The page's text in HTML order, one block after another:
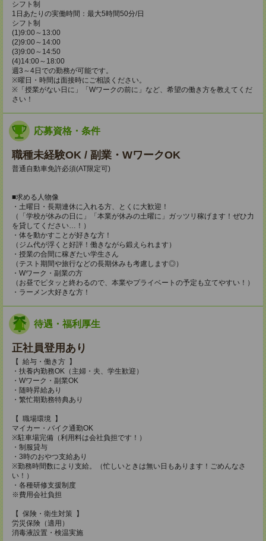
シフト制
1日あたりの実働時間：最大5時間50分/日
シフト制
(1)9:00～13:00
(2)9:00～14:00
(3)9:00～14:50
(4)14:00～18:00
週3～4日での勤務が可能です。
※曜日・時間は面接時にご相談ください。
※「授業がない日に」「Wワークの前に」など、希望の働き方を教えてくだ
さい！
応募資格・条件
職種未経験OK / 副業・WワークOK
普通自動車免許必須(AT限定可)
■求める人物像
・土曜日・長期連休に入れる方、とくに大歓迎！
（「学校が休みの日に」「本業が休みの土曜に」ガッツリ稼げます！ぜひ力
を貸してください…！）
・体を動かすことが好きな方！
（ジム代が浮くと好評！働きながら鍛えられます）
・授業の合間に稼ぎたい学生さん
（テスト期間や旅行などの長期休みも考慮します◎）
・Wワーク・副業の方
（お昼でピタッと終わるので、本業やプライベートの予定も立てやすい！）
・ラーメン大好きな方！
待遇・福利厚生
正社員登用あり
【 給与・働き方 】
・扶養内勤務OK（主婦・夫、学生歓迎）
・Wワーク・副業OK
・随時昇給あり
・繁忙期勤務特典あり
【 職場環境 】
マイカー・バイク通勤OK
※駐車場完備（利用料は会社負担です！）
・制服貸与
・3時のおやつ支給あり
※勤務時間数により支給。（忙しいときは無い日もあります！ごめんなさ
い！）
・各種研修支援制度
※費用会社負担
【 保険・衛生対策 】
労災保険（適用）
消毒液設置・検温実施